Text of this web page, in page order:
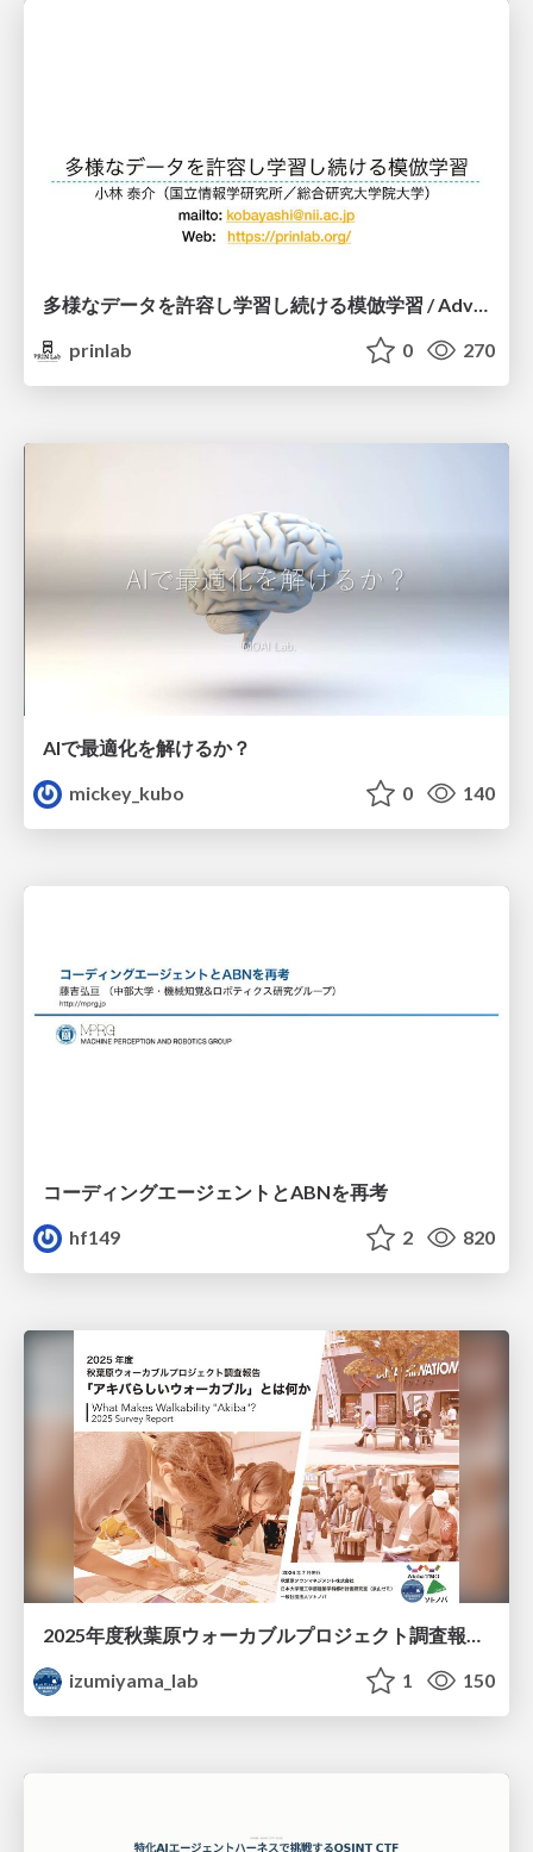
多様なデータを許容し学習し続ける模倣学習 / Advanced Imitation Learning for VLA
prinlab
0 270
AIで最適化を解けるか？
mickey_kubo
0 140
コーディングエージェントとABNを再考
hf149
2 820
2025年度秋葉原ウォーカブルプロジェクト調査報告 「アキバらしいウォーカブル」とは何か
izumiyama_lab
1 150